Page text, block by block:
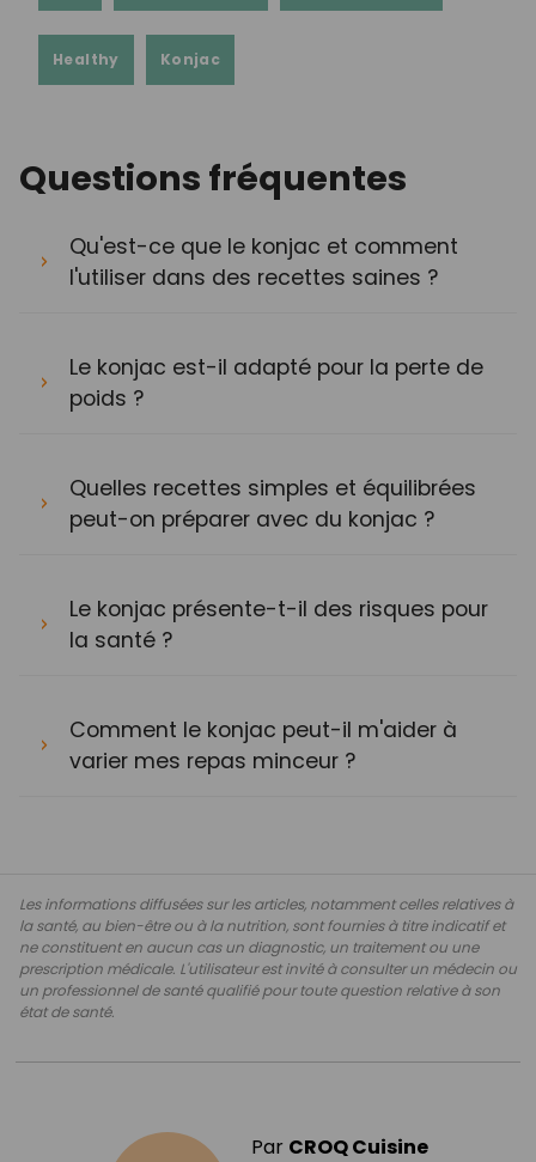
Healthy Konjac
Questions fréquentes
Qu'est-ce que le konjac et comment
l'utiliser dans des recettes saines ?
Le konjac est-il adapté pour la perte de
poids ?
Quelles recettes simples et équilibrées
peut-on préparer avec du konjac ?
Le konjac présente-t-il des risques pour
la santé ?
Comment le konjac peut-il m'aider à
varier mes repas minceur ?
Les informations diffusées sur les articles, notamment celles relatives à
la santé, au bien-être ou à la nutrition, sont fournies à titre indicatif et
ne constituent en aucun cas un diagnostic, un traitement ou une
prescription médicale. L'utilisateur est invité à consulter un médecin ou
un professionnel de santé qualifié pour toute question relative à son
état de santé.
Par CROQ Cuisine